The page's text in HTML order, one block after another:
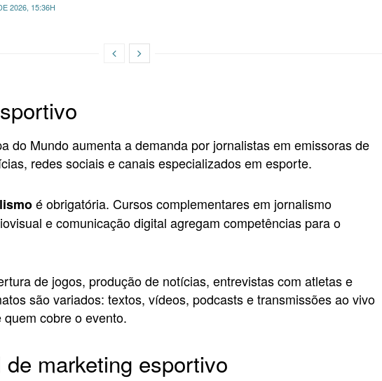
2026, 15:36H
do Mundo aumenta a demanda por jornalistas em emissoras de
redes sociais e canais especializados em esporte.
é obrigatória. Cursos complementares em jornalismo
e comunicação digital agregam competências para o
de jogos, produção de notícias, entrevistas com atletas e
são variados: textos, vídeos, podcasts e transmissões ao vivo
cobre o evento.
marketing esportivo